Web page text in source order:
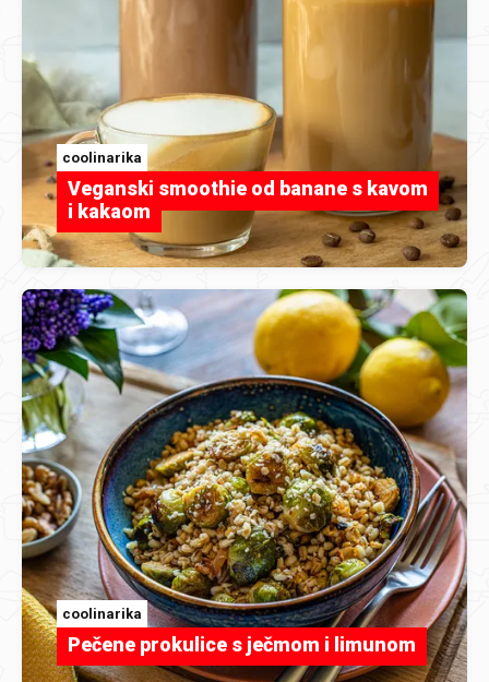
coolinarika
Veganski smoothie od banane s kavom
i kakaom
coolinarika
Pečene prokulice s ječmom i limunom